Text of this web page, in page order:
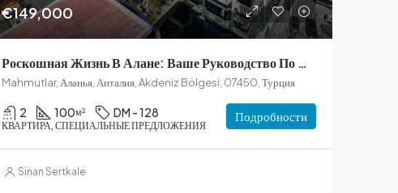
€149,000
Роскошная Жизнь В Алане: Ваше Руководство По Лучшим Особенностям Махмутлара
Mahmutlar, Аланья, Анталия, Akdeniz Bölgesi, 07450, Турция
2 100м² DM - 128
КВАРТИРА, СПЕЦИАЛЬНЫЕ ПРЕДЛОЖЕНИЯ
Подробности
Sinan Sertkale